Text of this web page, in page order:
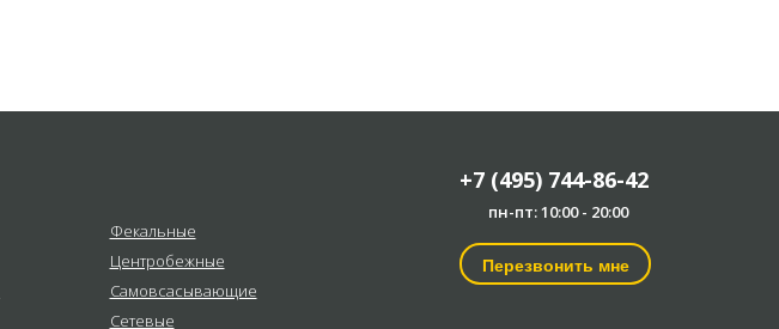
Фекальные
Центробежные
Самовсасывающие
Сетевые
+7 (495) 744-86-42
пн-пт: 10:00 - 20:00
Перезвонить мне